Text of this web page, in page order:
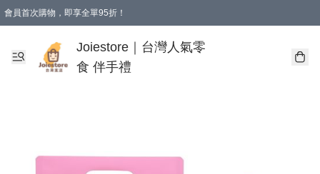
會員首次購物，即享全單95折！
購物滿 HKD 350.00即享免運費優惠！（適用於 本地送貨、本地取貨 )
Joiestore｜台灣人氣零
食 伴手禮